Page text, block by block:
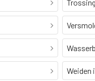
Weiden